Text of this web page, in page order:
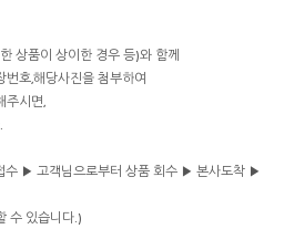
상품이 상이한 경우 등)와 함께
번호,해당사진을 첨부하여
시면,
수 ▶ 고객님으로부터 상품 회수 ▶ 본사도착 ▶
수 있습니다.)